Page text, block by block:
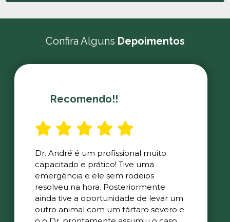
Confira Alguns Depoimentos
Recomendo!!
Dr. André é um profissional muito
capacitado e prático! Tive uma
emergência e ele sem rodeios
resolveu na hora. Posteriormente
ainda tive a oportunidade de levar um
outro animal com um tártaro severo e